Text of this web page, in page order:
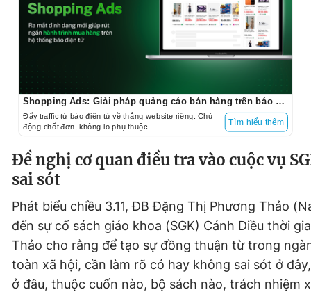
Shopping Ads: Giải pháp quảng cáo bán hàng trên báo điện tử
Đẩy traffic từ báo điện tử về thẳng website riêng. Chủ
động chốt đơn, không lo phụ thuộc.
Tìm hiểu thêm
Đề nghị cơ quan điều tra vào cuộc vụ
sai sót
Phát biểu chiều 3.11, ĐB Đặng Thị Phương Thảo
đến sự cố sách giáo khoa (SGK) Cánh Diều thời
Thảo cho rằng để tạo sự đồng thuận từ trong
toàn xã hội, cần làm rõ có hay không sai sót ở
ở đâu, thuộc cuốn nào, bộ sách nào, trách nhiệm